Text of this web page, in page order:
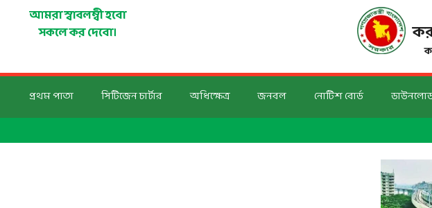
আমরা স্বাবলম্বী হবো
সকলে কর দেবো।
প্রথম পাতা সিটিজেন চার্টার অধিক্ষেত্র জনবল নোটিশ বোর্ড